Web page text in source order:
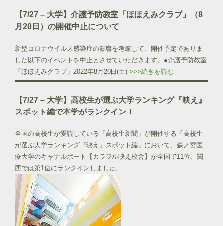
【7/27 – 大学】介護予防教室「ほほえみクラブ」（8
月20日）の開催中止について
新型コロナウイルス感染症の影響を考慮して、開催予定でありま
した以下のイベントを中止とさせていただきます。●介護予防教室
「ほほえみクラブ」2022年8月20日(土) >>>続きを読む
【7/27 – 大学】 高校生が選ぶ大学ランキング『映え』
スポット編で本学がランクイン！
全国の高校生が愛読している「高校生新聞」が開催する「高校生
が選ぶ大学ランキング『映え』スポット編」において、森ノ宮医
療大学のキャナルポート【カラフル映え校舎】が全国で11位、関
西では第1位にランクインしました。